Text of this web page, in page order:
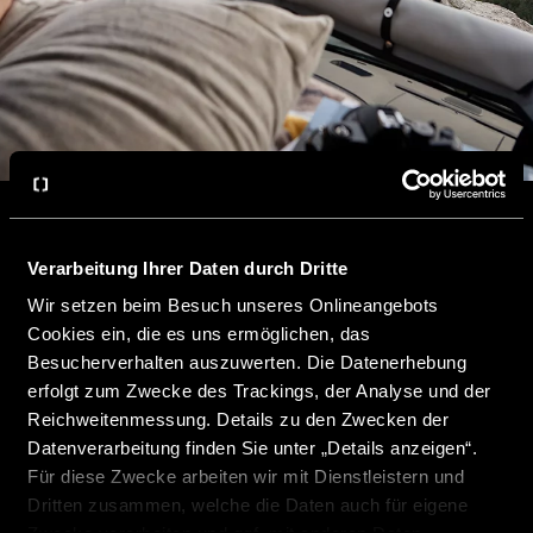
Verarbeitung Ihrer Daten durch Dritte
Wir setzen beim Besuch unseres Onlineangebots
Cookies ein, die es uns ermöglichen, das
Besucherverhalten auszuwerten. Die Datenerhebung
erfolgt zum Zwecke des Trackings, der Analyse und der
Reichweitenmessung. Details zu den Zwecken der
Datenverarbeitung finden Sie unter „Details anzeigen“.
Für diese Zwecke arbeiten wir mit Dienstleistern und
Dritten zusammen, welche die Daten auch für eigene
Die gewünschte Seite konnte leider nicht gefunden
werden.
The requested page can't be found.